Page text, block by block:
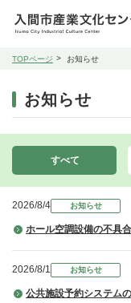
TOPページ お知らせ
お知らせ
すべて
2026/8/4 お知らせ
ホール空調設備の不具
2026/8/1 お知らせ
公共施設予約システム